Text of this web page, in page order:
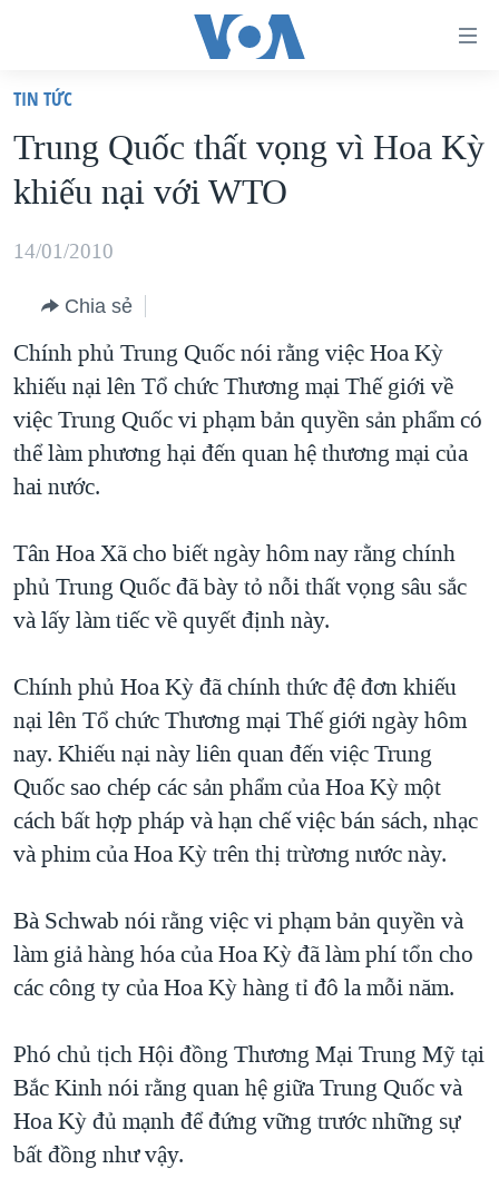
truy
cập
Tới
dung
chính
điều
hướng
chính
Đi
tới
VIỆT NAM
HOA KỲ
BIỂN ĐÔNG
BLOG
DIỄN ĐÀN
MỤC
TỰ DO BÁO CHÍ
VẠCH TRẦN TIN GIẢ
ĐỜI SỐNG
KINH TẾ
SỨC KHOẺ
VĂN HOÁ
THỂ THAO
CHUYÊN ĐỀ
CHIẾN TRANH THƯƠNG MẠI CỦA MỸ: QUÁ KHỨ VÀ HIỆN
HÀNH TRÌNH BẦU CỬ 2024
MỘT NĂM CHIẾN TRANH TẠI DẢI GAZA
GIẢI MÃ VÀNH ĐAI & CON ĐƯỜNG
TRỊNH VĨNH BÌNH - NGƯỜI HẠ 'BÊN THẮNG CUỘC'
GROUND ZERO – XƯA VÀ NAY
CHI PHÍ CHIẾN TRANH AFGHANISTAN
CÁC GIÁ TRỊ CỘNG HÒA Ở VIỆT NAM
THƯỢNG ĐỈNH TRUMP-KIM TẠI VIỆT NAM
NGƯ DÂN VIỆT VÀ LÀN SÓNG TRỘM HẢI SÂM
BÊN KIA QUỐC LỘ: TIẾNG VỌNG TỪ NÔNG THÔN MỸ
HỌC TIẾNG ANH
NGHE
MẠNG XÃ HỘI
Ngôn ngữ khác
TIN TỨC
Trung Quốc thất vọng vì Hoa Kỳ
khiếu nại với WTO
14/01/2010
Chia sẻ
Chính phủ Trung Quốc nói rằng việc Hoa Kỳ
khiếu nại lên Tổ chức Thương mại Thế giới về
việc Trung Quốc vi phạm bản quyền sản phẩm có
thể làm phương hại đến quan hệ thương mại của
hai nước.
Tân Hoa Xã cho biết ngày hôm nay rằng chính
phủ Trung Quốc đã bày tỏ nỗi thất vọng sâu sắc
và lấy làm tiếc về quyết định này.
Chính phủ Hoa Kỳ đã chính thức đệ đơn khiếu
nại lên Tổ chức Thương mại Thế giới ngày hôm
nay. Khiếu nại này liên quan đến việc Trung
Quốc sao chép các sản phẩm của Hoa Kỳ một
cách bất hợp pháp và hạn chế việc bán sách, nhạc
và phim của Hoa Kỳ trên thị trừơng nước này.
Bà Schwab nói rằng việc vi phạm bản quyền và
làm giả hàng hóa của Hoa Kỳ đã làm phí tổn cho
các công ty của Hoa Kỳ hàng tỉ đô la mỗi năm.
Phó chủ tịch Hội đồng Thương Mại Trung Mỹ tại
Bắc Kinh nói rằng quan hệ giữa Trung Quốc và
Hoa Kỳ đủ mạnh để đứng vững trước những sự
bất đồng như vậy.